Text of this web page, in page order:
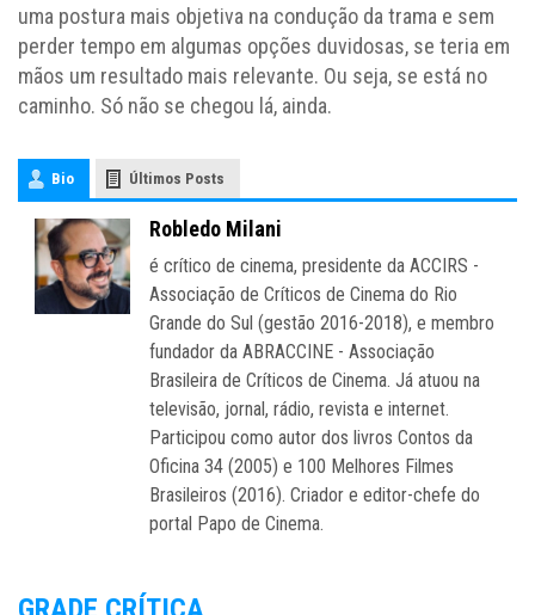
uma postura mais objetiva na condução da trama e sem
perder tempo em algumas opções duvidosas, se teria em
mãos um resultado mais relevante. Ou seja, se está no
caminho. Só não se chegou lá, ainda.
Bio Últimos Posts
Robledo Milani
é crítico de cinema, presidente da ACCIRS -
Associação de Críticos de Cinema do Rio
Grande do Sul (gestão 2016-2018), e membro
fundador da ABRACCINE - Associação
Brasileira de Críticos de Cinema. Já atuou na
televisão, jornal, rádio, revista e internet.
Participou como autor dos livros Contos da
Oficina 34 (2005) e 100 Melhores Filmes
Brasileiros (2016). Criador e editor-chefe do
portal Papo de Cinema.